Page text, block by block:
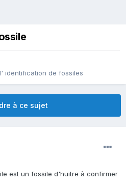
identification de fossiles
à ce sujet
est un fossile d'huitre à confirmer